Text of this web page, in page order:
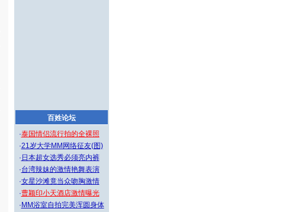
百姓论坛
·泰国情侣流行拍的全裸照
·21岁大学MM网络征友(图)
· 日本超女选秀必须亮内裤
·台湾辣妹的激情艳舞表演
·女星沙滩竟当众吻胸激情
·曹颖印小天酒店激情曝光
· MM浴室自拍完美浑圆身体